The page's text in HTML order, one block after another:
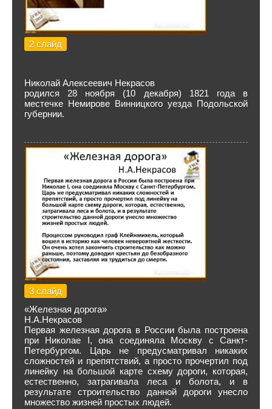
2 слайд
Николай Алексеевич Некрасов
родился 28 ноября (10 декабря) 1821 года в
местечке Немирове Винницкого уезда Подольской
губернии.
3 слайд
«Железная дорога»
Н.А.Некрасов
Первая железная дорога в России была построена
при Николае I, она соединяла Москву с Санкт-
Петербургом. Царь не предусматривал никаких
сложностей и препятствий, а просто прочертил под
линейку на большой карте схему дороги, которая,
естественно, затрагивала леса и болота, и в
результате строительство данной дороги унесло
множество жизней простых людей.